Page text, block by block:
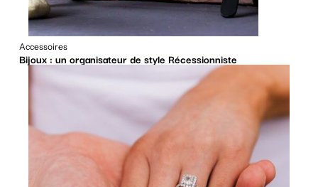
Accessoires
Bijoux : un organisateur de style Récessionniste